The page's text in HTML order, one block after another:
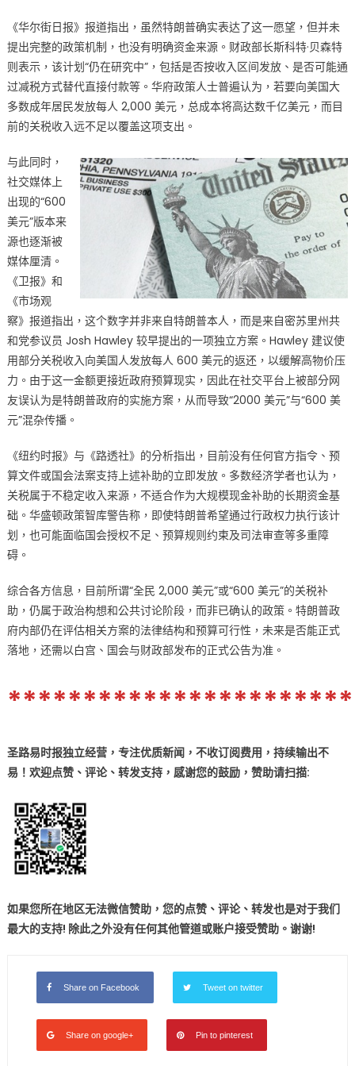
全
美
关
注，
白
宫
及
主
流
媒
体
纷
纷
回
应〉
中
《华尔街日报》报道指出，虽然特朗普确实表达了这一愿望，但并未
提出完整的政策机制，也没有明确资金来源。财政部长斯科特·贝森特
则表示，该计划“仍在研究中”，包括是否按收入区间发放、是否可能通
过减税方式替代直接付款等。华府政策人士普遍认为，若要向美国大
多数成年居民发放每人 2,000 美元，总成本将高达数千亿美元，而目
前的关税收入远不足以覆盖这项支出。
与此同时，
社交媒体上
出现的“600
美元”版本来
源也逐渐被
媒体厘清。
《卫报》和
《市场观
察》报道指出，这个数字并非来自特朗普本人，而是来自密苏里州共
和党参议员 Josh Hawley 较早提出的一项独立方案。Hawley 建议使
用部分关税收入向美国人发放每人 600 美元的返还，以缓解高物价压
力。由于这一金额更接近政府预算现实，因此在社交平台上被部分网
友误认为是特朗普政府的实施方案，从而导致“2000 美元”与“600 美
元”混杂传播。
《纽约时报》与《路透社》的分析指出，目前没有任何官方指令、预
算文件或国会法案支持上述补助的立即发放。多数经济学者也认为，
关税属于不稳定收入来源，不适合作为大规模现金补助的长期资金基
础。华盛顿政策智库警告称，即使特朗普希望通过行政权力执行该计
划，也可能面临国会授权不足、预算规则约束及司法审查等多重障
碍。
综合各方信息，目前所谓“全民 2,000 美元”或“600 美元”的关税补
助，仍属于政治构想和公共讨论阶段，而非已确认的政策。特朗普政
府内部仍在评估相关方案的法律结构和预算可行性，未来是否能正式
落地，还需以白宫、国会与财政部发布的正式公告为准。
圣路易时报独立经营，专注优质新闻，不收订阅费用，持续输出不
易！欢迎点赞、评论、转发支持，感谢您的鼓励， 赞助请扫描:
如果您所在地区无法微信赞助，您的点赞、评论、转发也是对于我们
最大的支持! 除此之外没有任何其他管道或账户接受赞助。谢谢!
Share on Facebook Tweet on twitter
Share on google+ Pin to pinterest